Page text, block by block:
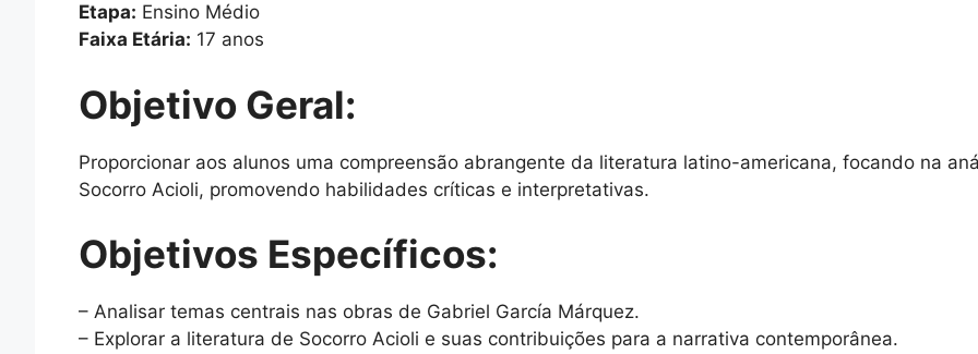
Etapa: Ensino Médio
Faixa Etária: 17 anos
Objetivo Geral:
Proporcionar aos alunos uma compreensão abrangente da literatura latino-americana, focando na
Socorro Acioli, promovendo habilidades críticas e interpretativas.
Objetivos Específicos:
– Analisar temas centrais nas obras de Gabriel García Márquez.
– Explorar a literatura de Socorro Acioli e suas contribuições para a narrativa contemporânea.